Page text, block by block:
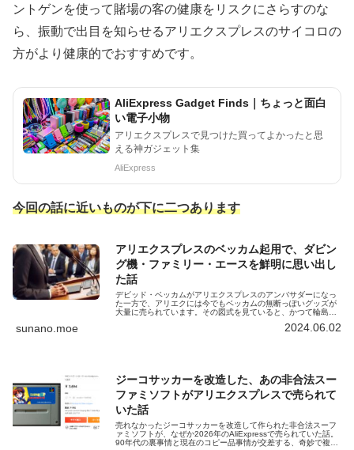
ントゲンを使って賭場の客の健康をリスクにさらすのな
ら、振動で出目を知らせるアリエクスプレスのサイコロの
方がより健康的でおすすめです。
AliExpress Gadget Finds｜ちょっと面白
い電子小物
アリエクスプレスで見つけた買ってよかったと思
える神ガジェット集
AliExpress
今回の話に近いものが下に二つあります
アリエクスプレスのベッカム起用で、ダビン
グ機・ファミリー・エースを鮮明に思い出し
た話
デビッド・ベッカムがアリエクスプレスのアンバサダーになっ
た一方で、アリエクには今でもベッカムの無断っぽいグッズが
大量に売られています。その図式を見ていると、かつて輪島功
sunano.moe 2024.06.02
ジーコサッカーを改造した、あの非合法スー
ファミソフトがアリエクスプレスで売られて
いた話
売れなかったジーコサッカーを改造して作られた非合法スーフ
ァミソフトが、なぜか2026年のAliExpressで売られていた話。
90年代の裏事情と現在のコピー品事情が交差する、奇妙で複雑